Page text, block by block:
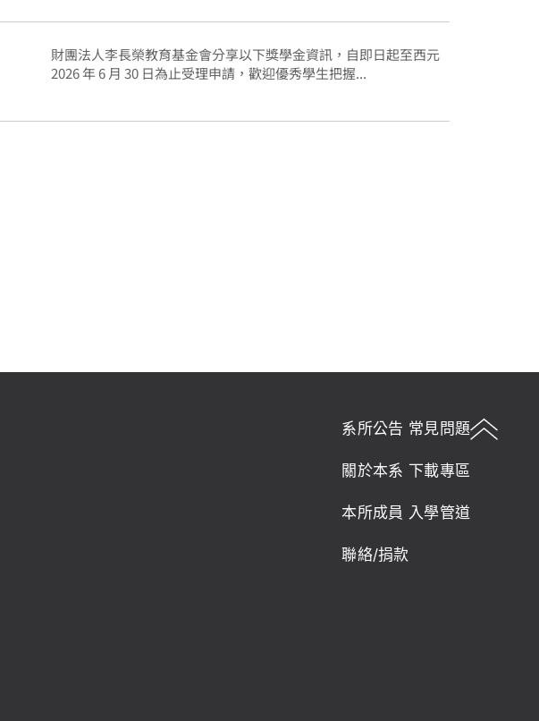
財團法人李長榮教育基金會分享以下獎學金資訊，自即日起至西元
2026 年 6 月 30 日為止受理申請，歡迎優秀學生把握...
系所公告
關於本系
本所成員
聯絡/捐款
常見問題
下載專區
入學管道